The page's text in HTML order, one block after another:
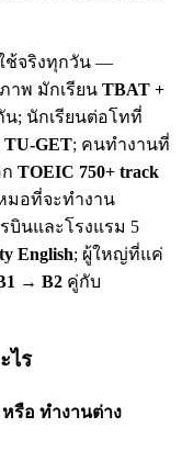
ช้จริงทุกวัน —
าพ มักเรียน TBAT +
; นักเรียนต่อโทที่
TU-GET; คนทำงานที่
TOEIC 750+ track
มอที่จะทำงาน
บินและโรงแรม 5
English; ผู้ใหญ่ที่แค่
→ B2 คู่กับ
ไร
รือ ทำงานต่าง